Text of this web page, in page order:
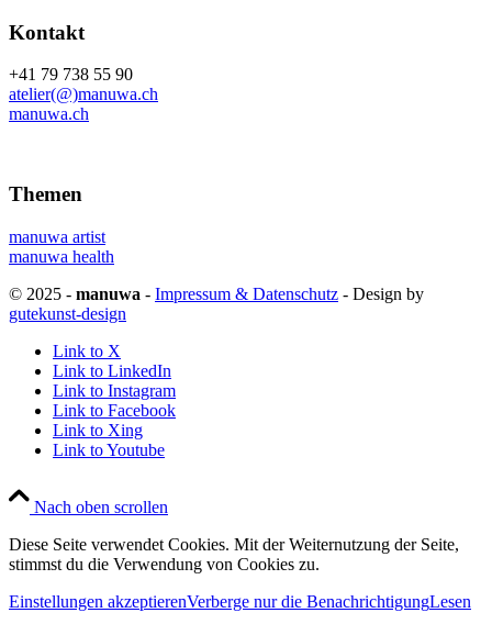
Kontakt
+41 79 738 55 90
atelier(@)manuwa.ch
manuwa.ch
Themen
manuwa artist
manuwa health
© 2025 - manuwa - Impressum & Datenschutz - Design by
gutekunst-design
Link to X
Link to LinkedIn
Link to Instagram
Link to Facebook
Link to Xing
Link to Youtube
Nach oben scrollen
Diese Seite verwendet Cookies. Mit der Weiternutzung der Seite,
stimmst du die Verwendung von Cookies zu.
Einstellungen akzeptierenVerberge nur die BenachrichtigungLesen